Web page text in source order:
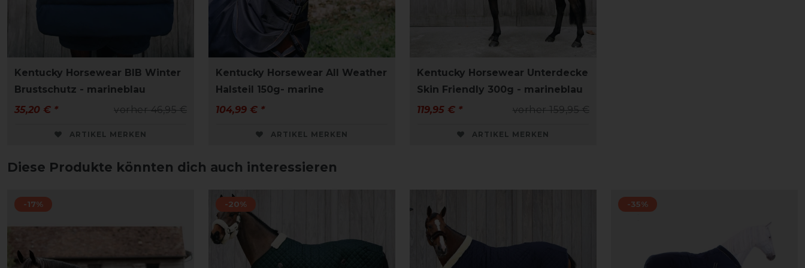
Kentucky Horsewear BIB Winter
Brustschutz - marineblau
vorher 46,95 €
35,20 € *
ARTIKEL MERKEN
Kentucky Horsewear All Weather
Halsteil 150g- marine
104,99 € *
ARTIKEL MERKEN
Kentucky Horsewear Unterdecke
Skin Friendly 300g - marineblau
vorher 159,95 €
119,95 € *
ARTIKEL MERKEN
Diese Produkte könnten dich auch interessieren
-17% -20% -35%